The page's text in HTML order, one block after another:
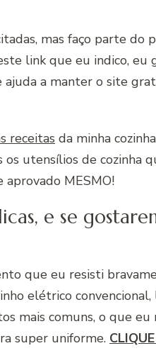
mas faço parte do
link que eu indico, eu
a manter o site
receitas da minha
utensílios de cozinha
aprovado MESMO!
e se
que eu resisti
elétrico
mais comuns, o que
super uniforme.